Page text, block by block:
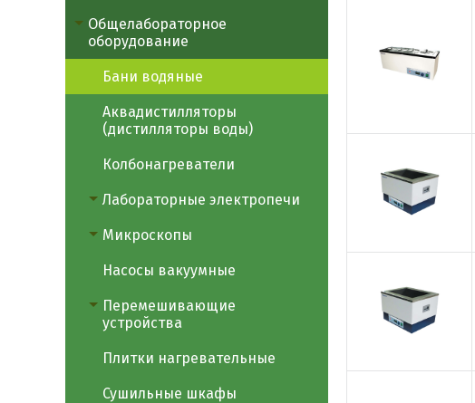
Общелабораторное
оборудование
Бани водяные
Аквадистилляторы
(дистилляторы воды)
Колбонагреватели
Лабораторные электропечи
Микроскопы
Насосы вакуумные
Перемешивающие
устройства
Плитки нагревательные
Сушильные шкафы